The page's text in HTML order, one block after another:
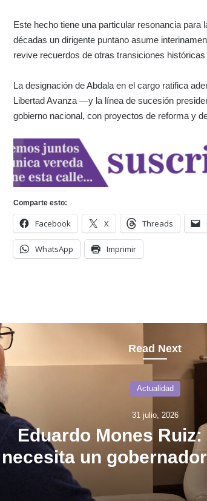
Este hecho tiene una particular resonancia
décadas un dirigente puntano asume
revive recuerdos de otras transiciones históricas
La designación de Abdala en el cargo ratifica
Libertad Avanza —y la línea de sucesión
gobierno nacional, con proyectos de reforma y
Comparte esto:
Facebook X Threads
WhatsApp Imprimir
Read Next
Actualidad
31 julio, 2026
Eduardo Mones
necesita un
esa oportunidad debe